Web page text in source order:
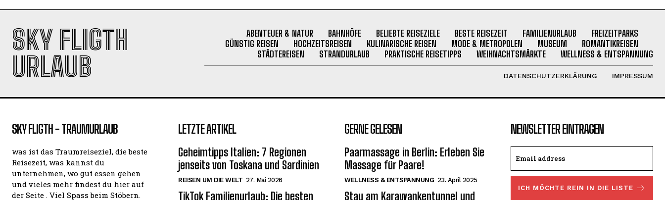
SKY FLIGTH
URLAUB
ABENTEUER & NATUR BAHNHÖFE BELIEBTE REISEZIELE BESTE REISEZEIT FAMILIENURLAUB
FREIZEITPARKS
GÜNSTIG REISEN
HOCHZEITSREISEN KULINARISCHE REISEN MODE & METROPOLEN MUSEUM
ROMANTIKREISEN
STÄDTEREISEN
STRANDURLAUB PRAKTISCHE REISETIPPS WEIHNACHTSMÄRKTE WELLNESS & ENTSPANNUNG
DATENSCHUTZERKLÄRUNG IMPRESSUM
SKY FLIGTH - TRAUMURLAUB
was ist das Traumreiseziel, die beste
Reisezeit, was kannst du
unternehmen, wo gut essen gehen
und vieles mehr findest du hier auf
der Seite . Viel Spass beim Stöbern.
LETZTE ARTIKEL
Geheimtipps Italien: 7 Regionen
jenseits von Toskana und Sardinien
REISEN UM DIE WELT 27. Mai 2026
TikTok Familienurlaub: Die besten
GERNE GELESEN
Paarmassage in Berlin: Erleben Sie
Massage für Paare!
WELLNESS & ENTSPANNUNG 23. April 2025
Stau am Karawankentunnel und
NEWSLETTER EINTRAGEN
ICH MÖCHTE REIN IN DIE LISTE